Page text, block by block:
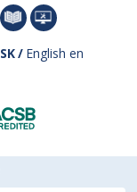
SK English en